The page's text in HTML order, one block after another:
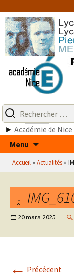
au
contenu
pour
:
► Académie de Nice
Menu
au
contenu
Accueil » Actualités »
20 mars 2025
← Précédent